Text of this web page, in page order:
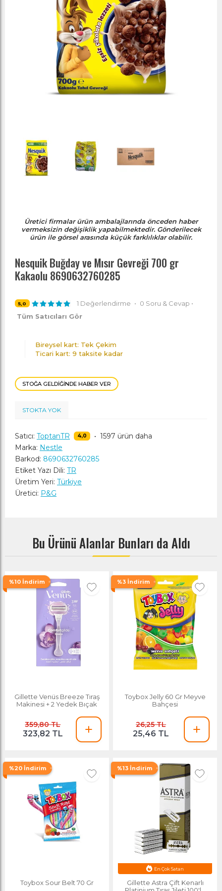
Üretici firmalar ürün ambalajlarında önceden haber
vermeksizin değişiklik yapabilmektedir. Gönderilecek
ürün ile görsel arasında küçük farklılıklar olabilir.
Nesquik Buğday ve Mısır Gevreği 700 gr
Kakaolu 8690632760285
5,0 1 Değerlendirme • 0 Soru & Cevap •
Tüm Satıcıları Gör
Bireysel kart: Tek Çekim
Ticari kart: 9 taksite kadar
STOKTA YOK
STOĞA GELDIĞINDE HABER VER
Satıcı: ToptanTR 4,0 • 1597 ürün daha
Marka: Nestle
Barkod: 8690632760285
Etiket Yazı Dili: TR
Üretim Yeri: Türkiye
Üretici: P&G
Bu Ürünü Alanlar Bunları da Aldı
%10 İndirim
Gillette Venüs Breeze Tıraş
Makinesi + 2 Yedek Bıçak
359,80 TL
323,82 TL
%3 İndirim
Toybox Jelly 60 Gr Meyve
Bahçesi
26,25 TL
25,46 TL
%20 İndirim
Toybox Sour Belt 70 Gr
%13 İndirim
En Çok Satan
Gillette Astra Çift Kenarlı